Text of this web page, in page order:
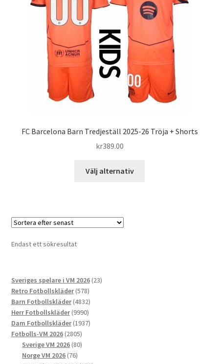
FC Barcelona Barn Tredjeställ 2025-26 Tröja + Shorts
kr389.00
Välj alternativ
Endast ett sökresultat
Sveriges spelare i VM 2026 2323
Retro Fotbollskläder 578578
produkter
Barn Fotbollskläder 48324832
produkter
Herr Fotbollskläder 99909990
produkter
Dam Fotbollskläder 19371937
Fotbolls-VM 2026 28052805
produkter
Sverige VM 2026 8080
Norge VM 2026 7676